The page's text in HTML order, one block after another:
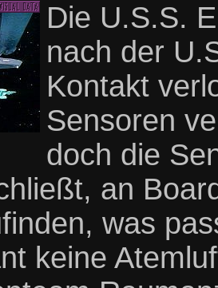
Die U.S.S.
nach der
Kontakt
Sensoren
doch die
an
was
keine